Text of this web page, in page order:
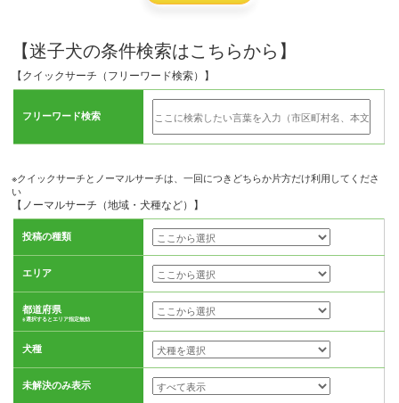
【迷子犬の条件検索はこちらから】
【クイックサーチ（フリーワード検索）】
フリーワード検索
※クイックサーチとノーマルサーチは、一回につきどちらか片方だけ利用してくださ
い
【ノーマルサーチ（地域・犬種など）】
投稿の種類
エリア
都道府県
※選択するとエリア指定無効
犬種
未解決のみ表示